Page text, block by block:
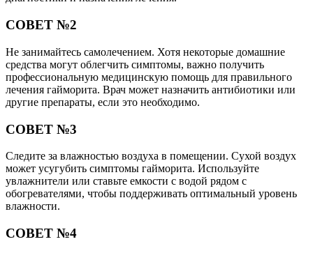
СОВЕТ №2
Не занимайтесь самолечением. Хотя некоторые домашние
средства могут облегчить симптомы, важно получить
профессиональную медицинскую помощь для правильного
лечения гайморита. Врач может назначить антибиотики или
другие препараты, если это необходимо.
СОВЕТ №3
Следите за влажностью воздуха в помещении. Сухой воздух
может усугубить симптомы гайморита. Используйте
увлажнители или ставьте емкости с водой рядом с
обогревателями, чтобы поддерживать оптимальный уровень
влажности.
СОВЕТ №4